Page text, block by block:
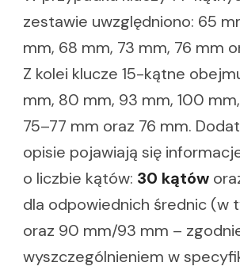
zestawie uwzględniono: 65
mm, 68 mm, 73 mm, 76 mm
Z kolei klucze 15-kątne
mm, 80 mm, 93 mm, 100
75–77 mm oraz 76 mm.
opisie pojawiają się
o liczbie kątów: 30 kątów
dla odpowiednich średnic (w
oraz 90 mm/93 mm –
wyszczególnieniem w